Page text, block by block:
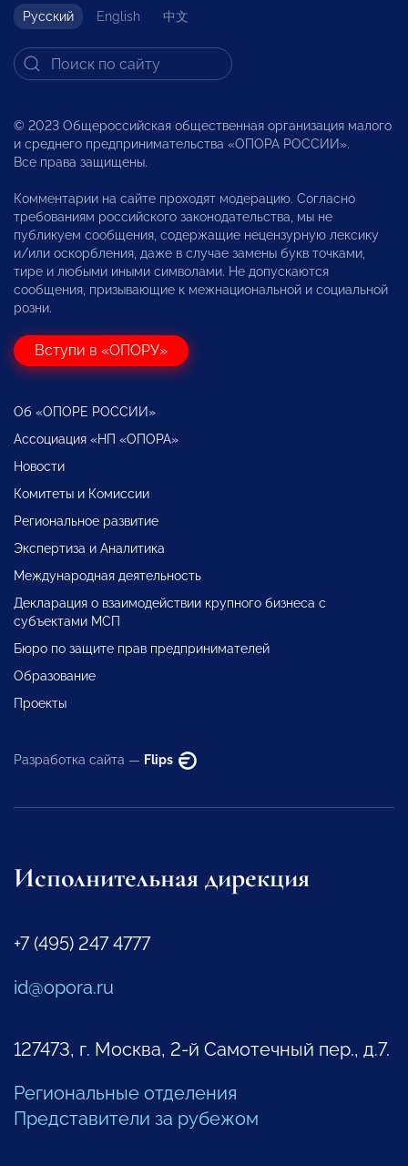
Русский English 中文
© 2023 Общероссийская общественная организация малого
и среднего предпринимательства «ОПОРА РОССИИ».
Все права защищены.
Комментарии на сайте проходят модерацию. Согласно
требованиям российского законодательства, мы не
публикуем сообщения, содержащие нецензурную лексику
и/или оскорбления, даже в случае замены букв точками,
тире и любыми иными символами. Не допускаются
сообщения, призывающие к межнациональной и социальной
розни.
Вступи в «ОПОРУ»
Об «ОПОРЕ РОССИИ»
Ассоциация «НП «ОПОРА»
Новости
Комитеты и Комиссии
Региональное развитие
Экспертиза и Аналитика
Международная деятельность
Декларация о взаимодействии крупного бизнеса с
субъектами МСП
Бюро по защите прав предпринимателей
Образование
Проекты
Разработка сайта — Flips
Исполнительная дирекция
+7 (495) 247 4777
id@opora.ru
127473, г. Москва, 2-й Самотечный пер., д.7.
Региональные отделения
Представители за рубежом